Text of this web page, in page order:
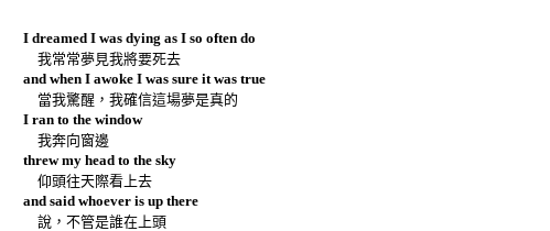
I dreamed I was dying as I so often do
我常常夢見我將要死去
and when I awoke I was sure it was true
當我驚醒，我確信這場夢是真的
I ran to the window
我奔向窗邊
threw my head to the sky
仰頭往天際看上去
and said whoever is up there
說，不管是誰在上頭